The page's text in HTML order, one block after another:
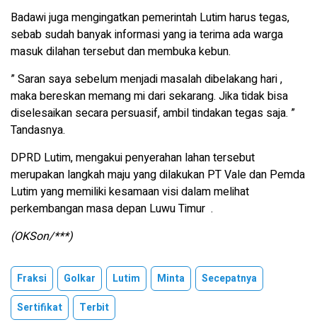
Badawi juga mengingatkan pemerintah Lutim harus tegas,
sebab sudah banyak informasi yang ia terima ada warga
masuk dilahan tersebut dan membuka kebun.
” Saran saya sebelum menjadi masalah dibelakang hari ,
maka bereskan memang mi dari sekarang. Jika tidak bisa
diselesaikan secara persuasif, ambil tindakan tegas saja. ”
Tandasnya.
DPRD Lutim, mengakui penyerahan lahan tersebut
merupakan langkah maju yang dilakukan PT Vale dan Pemda
Lutim yang memiliki kesamaan visi dalam melihat
perkembangan masa depan Luwu Timur .
(OKSon/***)
Fraksi Golkar Lutim Minta
Secepatnya
Sertifikat
Terbit